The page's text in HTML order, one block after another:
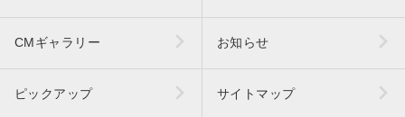
CMギャラリー お知らせ
ピックアップ サイトマップ